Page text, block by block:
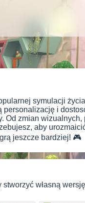
symulacji
i
Od zmian
aby
jeszcze bardziej! 🎮
własną